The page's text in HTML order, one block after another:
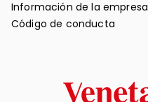
Información de la empresa
Código de conducta